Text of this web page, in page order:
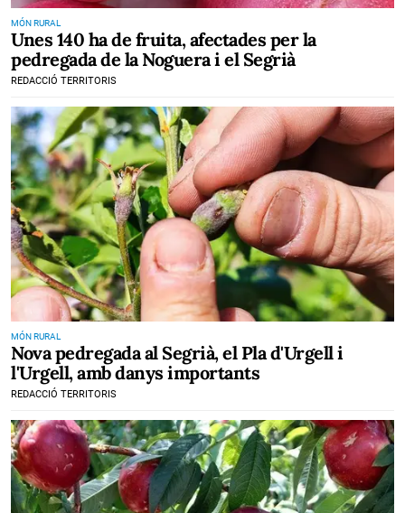
MÓN RURAL
Unes 140 ha de fruita, afectades per la
pedregada de la Noguera i el Segrià
REDACCIÓ TERRITORIS
MÓN RURAL
Nova pedregada al Segrià, el Pla d'Urgell i
l'Urgell, amb danys importants
REDACCIÓ TERRITORIS